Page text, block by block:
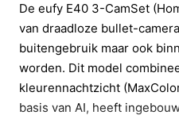
De eufy E40 3-CamSet
van draadloze bullet-
buitengebruik maar ook
worden. Dit model
kleurennachtzicht
basis van AI, heeft